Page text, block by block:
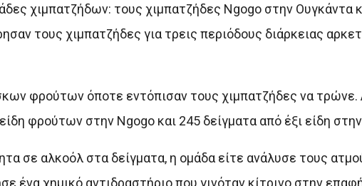
χιμπατζήδων: τους χιμπατζήδες Ngogo στην Ουγκάντα
τους χιμπατζήδες για τρεις περιόδους διάρκειας
φρούτων όποτε εντόπισαν τους χιμπατζήδες να
φρούτων στην Ngogo και 245 δείγματα από έξι είδη
σε αλκοόλ στα δείγματα, η ομάδα είτε ανάλυσε τους
ένα χημικό αντιδραστήριο που γινόταν κίτρινο στην